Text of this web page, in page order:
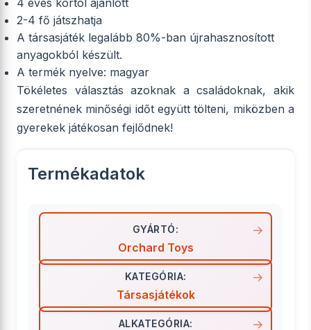
4 éves kortól ajánlott
2-4 fő játszhatja
A társasjáték legalább 80%-ban újrahasznosított
anyagokból készült.
A termék nyelve: magyar
Tökéletes választás azoknak a családoknak, akik
szeretnének minőségi időt együtt tölteni, miközben a
gyerekek játékosan fejlődnek!
Termékadatok
GYÁRTÓ:
Orchard Toys
KATEGÓRIA:
Társasjátékok
ALKATEGÓRIA: